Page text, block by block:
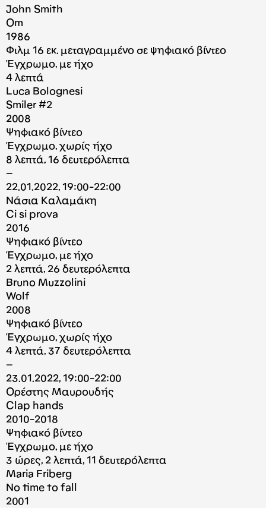
John Smith
Om
1986
Φιλμ 16 εκ. μεταγραμμένο σε ψηφιακό βίντεο
Έγχρωμο, με ήχο
4 λεπτά
Luca Bolognesi
Smiler #2
2008
Ψηφιακό βίντεο
Έγχρωμο, χωρίς ήχο
8 λεπτά, 16 δευτερόλεπτα
–
22.01.2022, 19:00-22:00
Νάσια Καλαμάκη
Ci si prova
2016
Ψηφιακό βίντεο
Έγχρωμο, με ήχο
2 λεπτά, 26 δευτερόλεπτα
Bruno Muzzolini
Wolf
2008
Ψηφιακό βίντεο
Έγχρωμο, χωρίς ήχο
4 λεπτά, 37 δευτερόλεπτα
–
23.01.2022, 19:00-22:00
Ορέστης Μαυρουδής
Clap hands
2010-2018
Ψηφιακό βίντεο
Έγχρωμο, με ήχο
3 ώρες, 2 λεπτά, 11 δευτερόλεπτα
Maria Friberg
No time to fall
2001